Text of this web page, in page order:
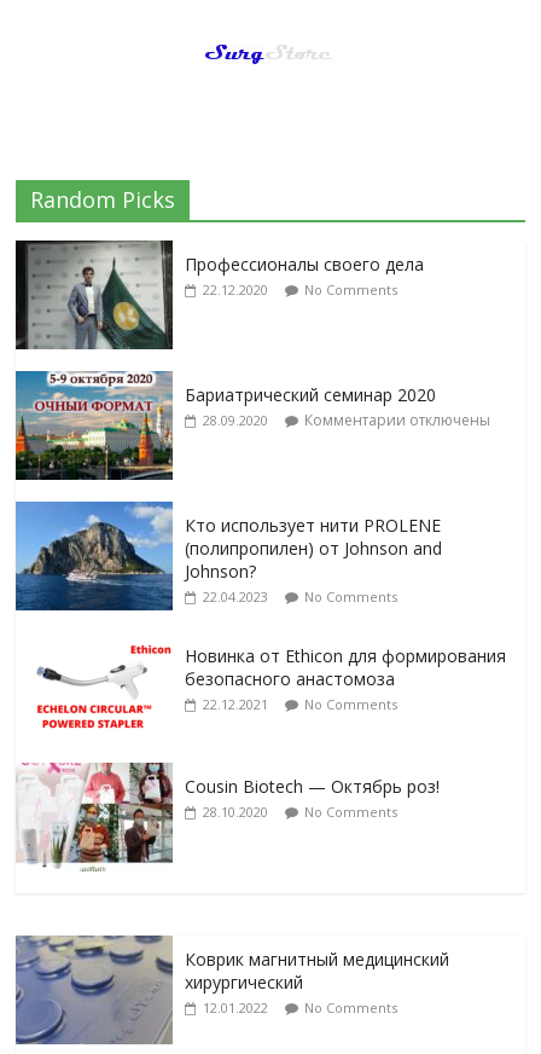
Random Picks
Профессионалы своего дела
22.12.2020 No Comments
Бариатрический семинар 2020
28.09.2020 Комментарии отключены
Кто использует нити PROLENE
(полипропилен) от Johnson and
Johnson?
22.04.2023 No Comments
Новинка от Ethicon для формирования
безопасного анастомоза
22.12.2021 No Comments
Cousin Biotech — Октябрь роз!
28.10.2020 No Comments
Коврик магнитный медицинский
хирургический
12.01.2022 No Comments